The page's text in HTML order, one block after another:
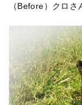
（Before）クロさ